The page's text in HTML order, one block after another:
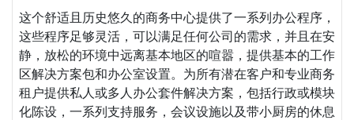
这个舒适且历史悠久的商务中心提供了一系列办公程序，
这些程序足够灵活，可以满足任何公司的需求，并且在安
静，放松的环境中远离基本地区的喧嚣，提供基本的工作
区解决方案包和办公室设置。为所有潜在客户和专业商务
租户提供私人或多人办公套件解决方案，包括行政或模块
化陈设，一系列支持服务，会议设施以及带小厨房的休息